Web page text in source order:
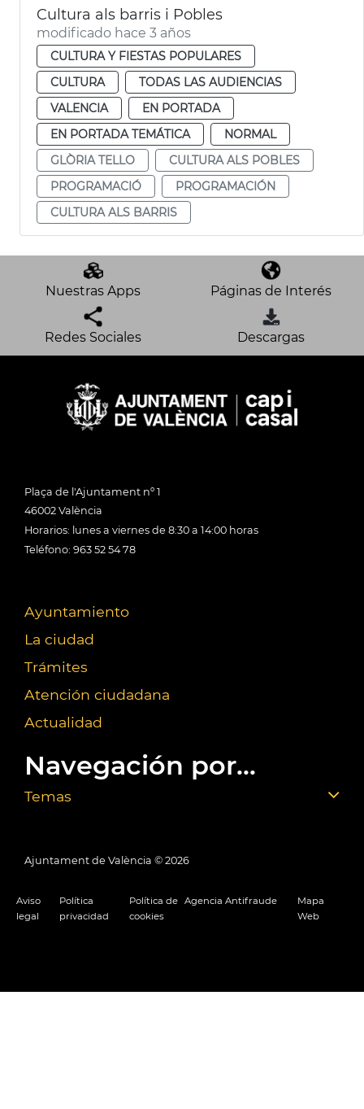
Cultura als barris i Pobles
modificado hace 3 años
CULTURA Y FIESTAS POPULARES
CULTURA
TODAS LAS AUDIENCIAS
VALENCIA
EN PORTADA
EN PORTADA TEMÁTICA
NORMAL
GLÒRIA TELLO
CULTURA ALS POBLES
PROGRAMACIÓ
PROGRAMACIÓN
CULTURA ALS BARRIS
Nuestras Apps Páginas de Interés
Redes Sociales Descargas
Plaça de l'Ajuntament nº 1
46002 València
Horarios: lunes a viernes de 8:30 a 14:00 horas
Teléfono: 963 52 54 78
Ayuntamiento
La ciudad
Trámites
Atención ciudadana
Actualidad
Navegación por...
Temas
Ajuntament de València © 2026
Aviso
legal
Política
privacidad
Política de
cookies
Agencia Antifraude
Mapa
Web